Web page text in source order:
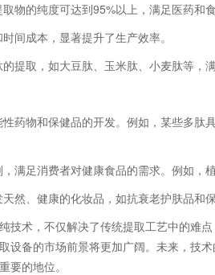
的纯度可达到95%以上，满足医药和食
成本，显著提升了生产效率。
取，如大豆肽、玉米肽、小麦肽等，满
物和保健品的开发。例如，某些多肽
足消费者对健康食品的需求。例如，
、健康的化妆品，如抗衰老护肤品和保
术，不仅解决了传统提取工艺中的难
设备的市场前景将更加广阔。未来，技
要的地位。